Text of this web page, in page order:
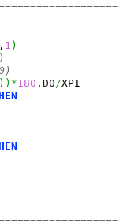
1 )
)
) ) *180 . D0 /XPI
?